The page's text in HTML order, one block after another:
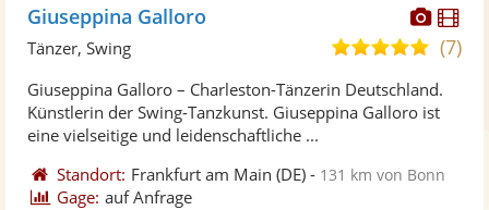
Fotos
Giuseppina Galloro
5,0
5
(7)
Tänzer, Swing
Giuseppina Galloro – Charleston-Tänzerin Deutschland.
Künstlerin der Swing-Tanzkunst. Giuseppina Galloro ist
eine vielseitige und leidenschaftliche ...
Standort: Frankfurt am Main (DE) - 131 km von Bonn
Gage: auf Anfrage